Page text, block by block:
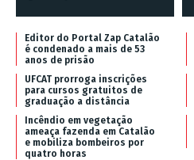
Editor do Portal Zap Catalão
é condenado a mais de 53
anos de prisão
UFCAT prorroga inscrições
para cursos gratuitos de
graduação a distância
Incêndio em vegetação
ameaça fazenda em Catalão
e mobiliza bombeiros por
quatro horas